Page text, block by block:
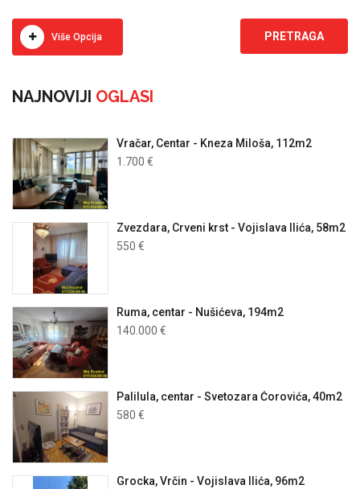
Više Opcija
NAJNOVIJI OGLASI
Vračar, Centar - Kneza Miloša, 112m2
1.700 €
Zvezdara, Crveni krst - Vojislava Ilića, 58m2
550 €
Ruma, centar - Nušićeva, 194m2
140.000 €
Palilula, centar - Svetozara Ćorovića, 40m2
580 €
Grocka, Vrčin - Vojislava Ilića, 96m2